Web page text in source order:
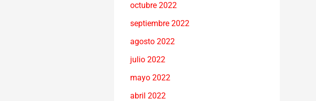
octubre 2022
septiembre 2022
agosto 2022
julio 2022
mayo 2022
abril 2022